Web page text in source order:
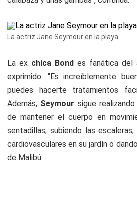
La actriz Jane Seymour en la playa.
La ex chica Bond es fanática del
exprimido. "Es increíblemente
puedes hacerte tratamientos
Además, Seymour sigue
de mantener el cuerpo en
sentadillas, subiendo las
cardiovasculares en su jardín o
de Malibú.